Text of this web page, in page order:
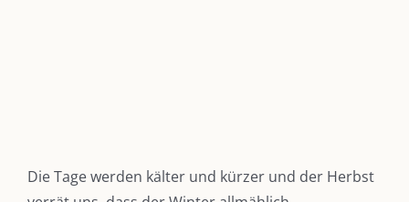
Die Tage werden kälter und kürzer und der Herbst